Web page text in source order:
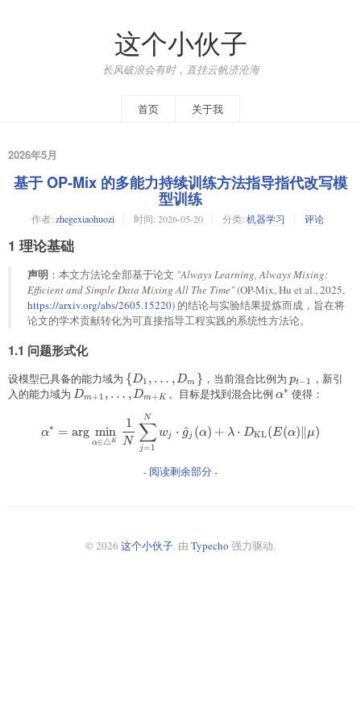
这个小伙子
长风破浪会有时，直挂云帆济沧海
首页 关于我
2026年5月
基于 OP-Mix 的多能力持续训练方法指导指代改写模
型训练
作者: zhegexiaohuozi 时间: 2026-05-20 分类: 机器学习 评论
1 理论基础
声明 ：本文方法论全部基于论文 "Always Learning, Always Mixing:
Efficient and Simple Data Mixing All The Time"(OP-Mix, Hu et al., 2025,
https://arxiv.org/abs/2605.15220) 的结论与实验结果提炼而成，旨在将
论文的学术贡献转化为可直接指导工程实践的系统性方法论。
1.1 问题形式化
设模型已具备的能力域为 \{D_1,
\dots,
{ D1 , … , Dm } ，当前混合比例为 p_{t-
1}
pt−1 ，新引
入的能力域为 D_{m+1},
D_{m+K}
Dm+1 , … , Dm+K 。目标是找到混合比例 \alpha^*
α∗ 使得：
α∗ = arg
α∈△K
min
N
1
j=1
∑
N
wj ⋅ g
^j (α) + λ ⋅ DKL( E(α) μ)
- 阅读剩余部分 -
© 2026 这个小伙子. 由 Typecho 强力驱动.